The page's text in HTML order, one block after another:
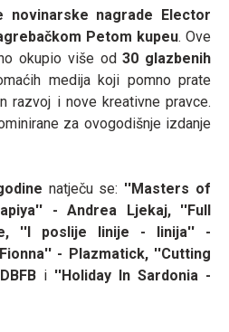
novinarske nagrade Elector
Petom kupeu. Ove
okupio više od30 glazbenih
medija koji pomno prate
razvoj i nove kreativne pravce.
za ovogodišnje izdanje
natječu se: ''Masters of
- Andrea Ljekaj, ''Full
''I poslije linije - linija'' -
- Plazmatick, ''Cutting
i ''Holiday In Sardonia -